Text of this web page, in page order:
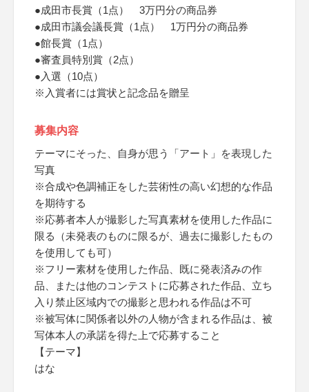
●成田市長賞（1点） 3万円分の商品券
●成田市議会議長賞（1点） 1万円分の商品券
●館長賞（1点）
●審査員特別賞（2点）
●入選（10点）
※入賞者には賞状と記念品を贈呈
募集内容
テーマにそった、自身が思う「アート」を表現した
写真
※合成や色調補正をした芸術性の高い幻想的な作品
を期待する
※応募者本人が撮影した写真素材を使用した作品に
限る（未発表のものに限るが、過去に撮影したもの
を使用しても可）
※フリー素材を使用した作品、既に発表済みの作
品、または他のコンテストに応募された作品、立ち
入り禁止区域内での撮影と思われる作品は不可
※被写体に関係者以外の人物が含まれる作品は、被
写体本人の承諾を得た上で応募すること
【テーマ】
はな